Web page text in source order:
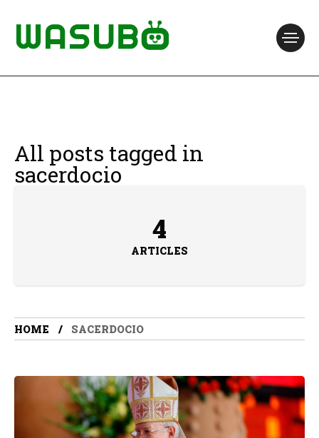
All posts tagged in
sacerdocio
4
ARTICLES
HOME SACERDOCIO